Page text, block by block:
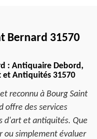
Bernard 31570
: Antiquaire Debord,
et Antiquités 31570
reconnu à Bourg Saint
offre des services
d'art et antiquités. Que
ou simplement évaluer